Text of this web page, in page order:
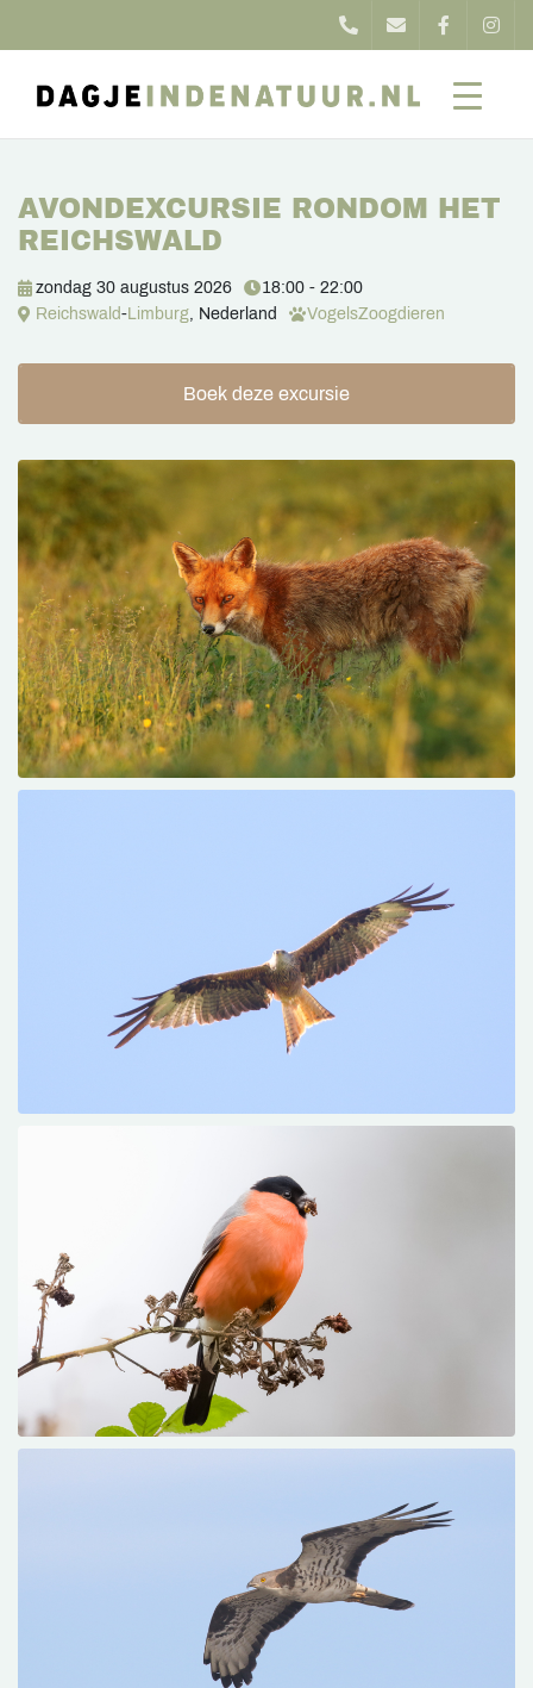
AVONDEXCURSIE RONDOM HET
REICHSWALD
zondag 30 augustus 2026
18:00 - 22:00
Reichswald-Limburg, Nederland VogelsZoogdieren
Boek deze excursie